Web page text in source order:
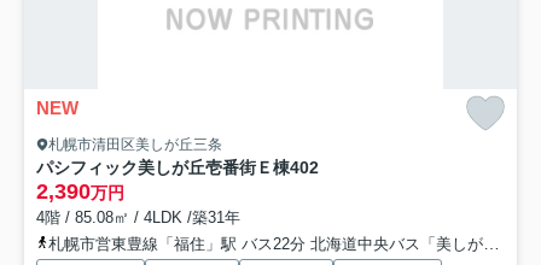
NEW
札幌市清田区美しが丘三条
パシフィック美しが丘壱番街Ｅ棟402
2,390万円
4階 / 85.08㎡ / 4LDK /築31年
札幌市営東豊線「福住」駅 バス22分 北海道中央バス「美しが丘３条６丁目」 停歩5分